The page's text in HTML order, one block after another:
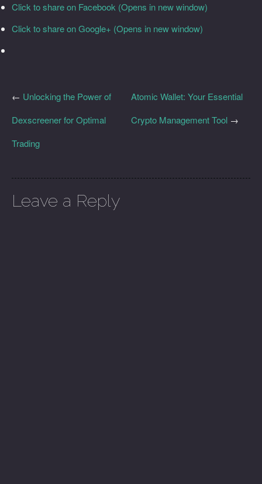
Click to share on Facebook (Opens in new window)
Click to share on Google+ (Opens in new window)
Atomic Wallet: Your Essential
Crypto Management Tool →
← Unlocking the Power of
Dexscreener for Optimal
Trading
Leave a Reply